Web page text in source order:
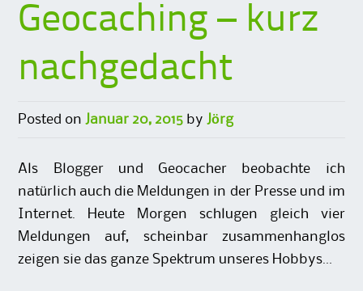
Geocaching – kurz
nachgedacht
Posted on Januar 20, 2015 by Jörg
Als Blogger und Geocacher beobachte ich
natürlich auch die Meldungen in der Presse und im
Internet. Heute Morgen schlugen gleich vier
Meldungen auf, scheinbar zusammenhanglos
zeigen sie das ganze Spektrum unseres Hobbys…